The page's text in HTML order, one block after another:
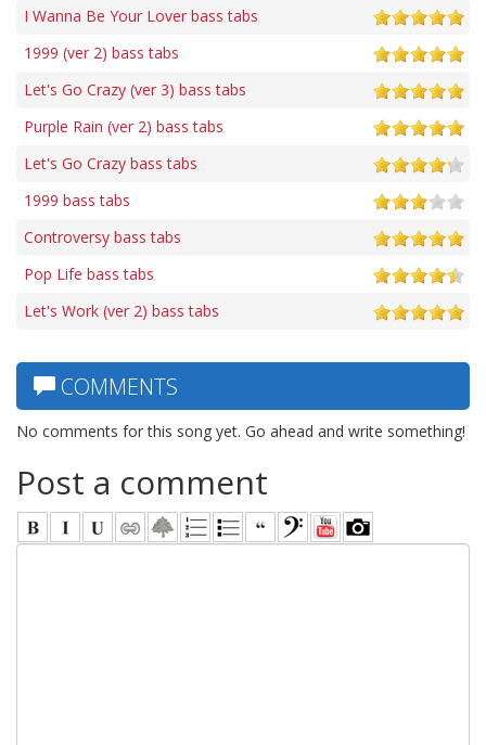
I Wanna Be Your Lover bass tabs
1999 (ver 2) bass tabs
Let's Go Crazy (ver 3) bass tabs
Purple Rain (ver 2) bass tabs
Let's Go Crazy bass tabs
1999 bass tabs
Controversy bass tabs
Pop Life bass tabs
Let's Work (ver 2) bass tabs
COMMENTS
No comments for this song yet. Go ahead and write something!
Post a comment